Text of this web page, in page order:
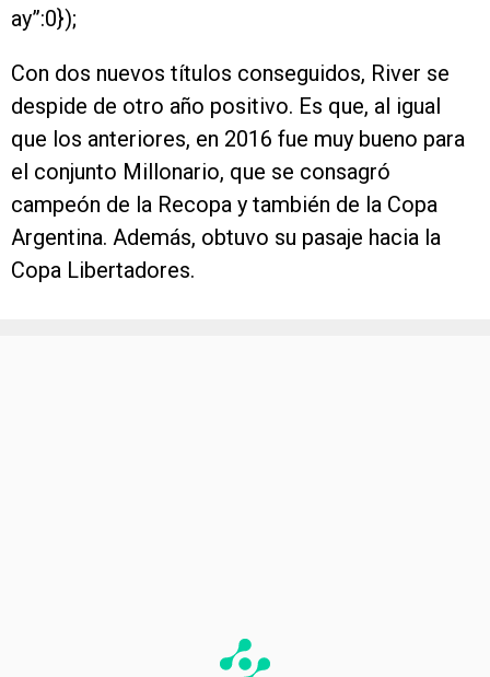
ay”:0});
Con dos nuevos títulos conseguidos, River se
despide de otro año positivo. Es que, al igual
que los anteriores, en 2016 fue muy bueno para
el conjunto Millonario, que se consagró
campeón de la Recopa y también de la Copa
Argentina. Además, obtuvo su pasaje hacia la
Copa Libertadores.